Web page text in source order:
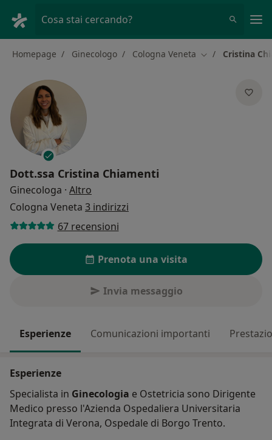
Cosa stai cercando?
Homepage Ginecologo Cologna Veneta Cambia città
Cristina
Dott.ssa Cristina Chiamenti
Ginecologa · Altro
Cologna Veneta 3 indirizzi
67 recensioni
Prenota una visita
Invia messaggio
Esperienze Comunicazioni importanti
Esperienze
Specialista in Ginecologia e Ostetricia sono Dirigente
Medico presso l'Azienda Ospedaliera Universitaria
Integrata di Verona, Ospedale di Borgo Trento.